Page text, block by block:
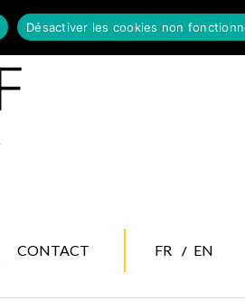
CONTACT FR EN
Désactiver les cookies non